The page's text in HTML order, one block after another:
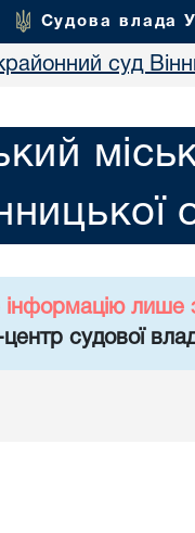
Судова влада
суд
лише
судової